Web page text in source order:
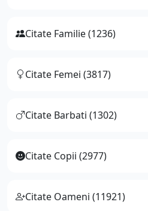
Citate Familie (1236)
Citate Femei (3817)
Citate Barbati (1302)
Citate Copii (2977)
Citate Oameni (11921)